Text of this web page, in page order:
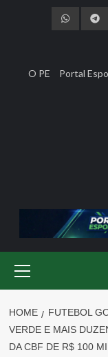
O PE
Portal
Menu
HOME FUTEBOL
VERDE E MAIS
DA CBF DE R$ 100